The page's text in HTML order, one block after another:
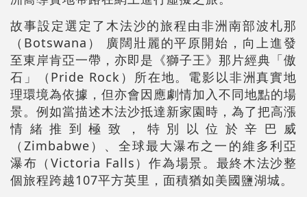
故事設定選定了木法沙的旅程由非洲南部波札那
（Botswana） 廣闊壯麗的平原開始，向上進發
至東岸肯亞一帶，亦即是《獅子王》那片經典「傲
石」（Pride Rock）所在地。電影以非洲真實地
理環境為依據，但亦會因應劇情加入不同地點的場
景。例如當描述木法沙抵達新家園時，為了把高漲
情緒推到極致，特別以位於辛巴威
（Zimbabwe）、全球最大瀑布之一的維多利亞
瀑布（Victoria Falls）作為場景。最終木法沙整
個旅程跨越107平方英里，面積猶如美國鹽湖城。